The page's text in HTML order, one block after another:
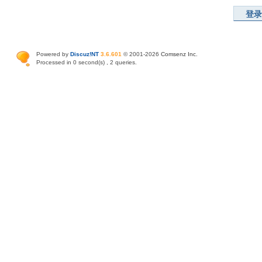
登录
Powered by Discuz!NT 3.6.601 © 2001-2026 Comsenz Inc.
Processed in 0 second(s) , 2 queries.